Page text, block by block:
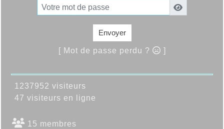
Envoyer
[ Mot de passe perdu ? ]
1237952 visiteurs
47 visiteurs en ligne
15 membres